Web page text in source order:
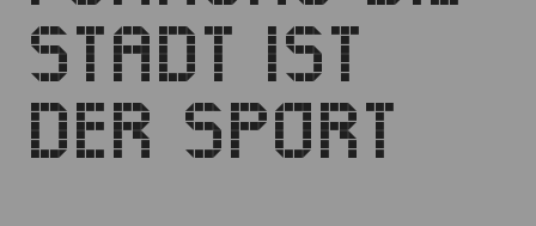
STADT IST
DER SPORT